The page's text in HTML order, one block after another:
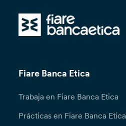
Fiare Banca Etica
Trabaja en Fiare Banca Etica
Prácticas en Fiare Banca Etica